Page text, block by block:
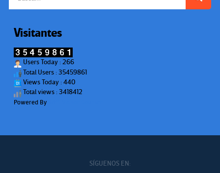
Visitantes
Users Today : 266
Total Users : 35459861
Views Today : 440
Total views : 3418412
Powered By
SÍGUENOS EN: